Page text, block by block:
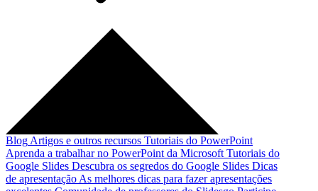
Blog Artigos e outros recursos Tutoriais do PowerPoint
Aprenda a trabalhar no PowerPoint da Microsoft Tutoriais do
Google Slides Descubra os segredos do Google Slides Dicas
de apresentação As melhores dicas para fazer apresentações